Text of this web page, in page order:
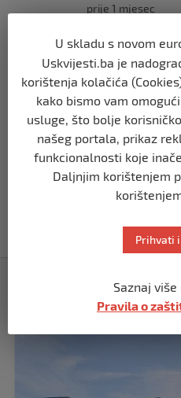
prije 1 mjesec
USK
PLATE U
GRANICA
JAVNOG LINČA
prije 2 mjeseca
USK
OBILJEŽENE 34
MJEŠTANA I 31
OSLOBOĐENJA
prije 2 mjeseca
U skladu s novom
Uskvijesti.ba je
korištenja kolačića
kako bismo vam
usluge, što bolje
našeg portala, prikaz
funkcionalnosti koje
Daljnjim korištenjem
Prihvati
Saznaj
Pravila o